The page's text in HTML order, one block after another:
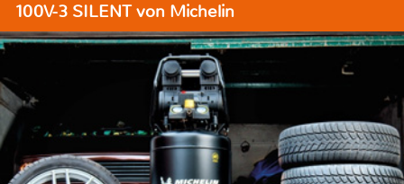
100V-3 SILENT von Michelin